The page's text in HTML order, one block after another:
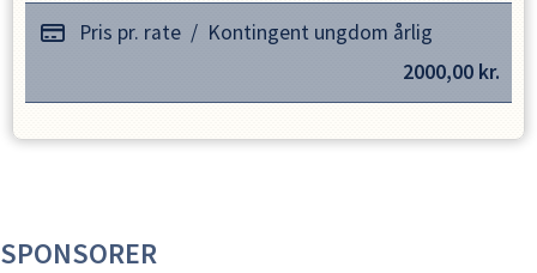
Pris pr. rate / Kontingent ungdom årlig
2000,00 kr.
SPONSORER